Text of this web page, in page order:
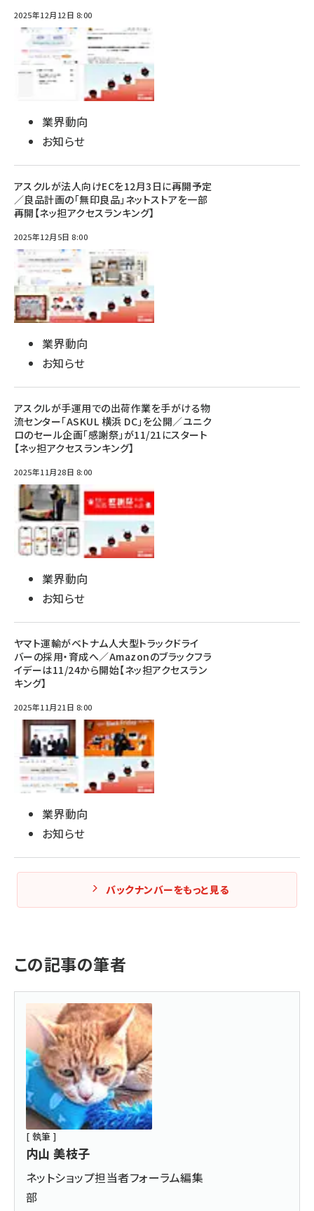
2025年12月12日 8:00
業界動向
お知らせ
アスクルが法人向けECを12月3日に再開予定
／良品計画の「無印良品」ネットストアを一部
再開【ネッ担アクセスランキング】
2025年12月5日 8:00
業界動向
お知らせ
アスクルが手運用での出荷作業を手がける物
流センター「ASKUL 横浜 DC」を公開／ユニク
ロのセール企画「感謝祭」が11/21にスタート
【ネッ担アクセスランキング】
2025年11月28日 8:00
業界動向
お知らせ
ヤマト運輸がベトナム人大型トラックドライ
バーの採用・育成へ／Amazonのブラックフラ
イデーは11/24から開始【ネッ担アクセスラン
キング】
2025年11月21日 8:00
業界動向
お知らせ
バックナンバーをもっと見る
この記事の筆者
[ 執筆 ]
内山 美枝子
ネットショップ担当者フォーラム編集
部